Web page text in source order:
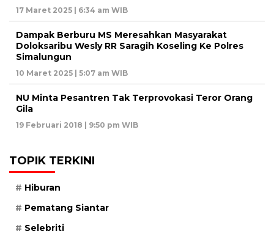
17 Maret 2025 | 6:34 am WIB
Dampak Berburu MS Meresahkan Masyarakat
Doloksaribu Wesly RR Saragih Koseling Ke Polres
Simalungun
10 Maret 2025 | 5:07 am WIB
NU Minta Pesantren Tak Terprovokasi Teror Orang
Gila
19 Februari 2018 | 9:50 pm WIB
TOPIK TERKINI
Hiburan
Pematang Siantar
Selebriti